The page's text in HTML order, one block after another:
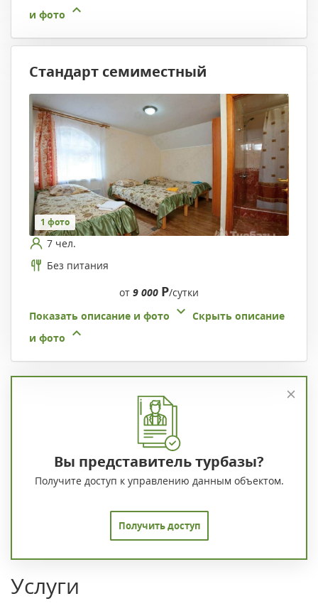
и фото
Стандарт семиместный
1 фото
7 чел.
Без питания
от 9 000 Р/сутки
Показать описание и фото
Скрыть описание
и фото
Вы представитель турбазы?
Получите доступ к управлению данным объектом.
Получить доступ
Услуги